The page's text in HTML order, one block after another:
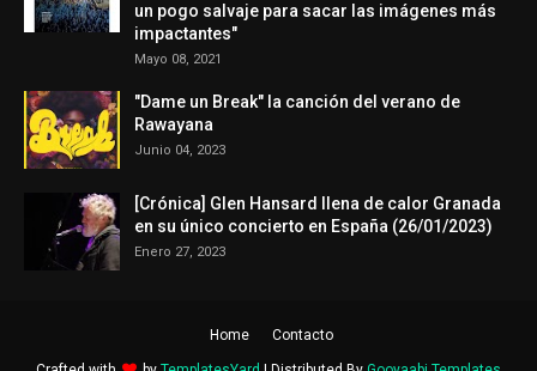
un pogo salvaje para sacar las imágenes más
impactantes"
Mayo 08, 2021
"Dame un Break" la canción del verano de
Rawayana
Junio 04, 2023
[Crónica] Glen Hansard llena de calor Granada
en su único concierto en España (26/01/2023)
Enero 27, 2023
Home Contacto